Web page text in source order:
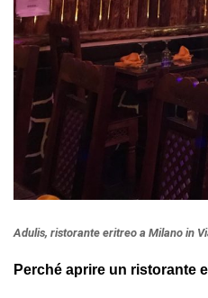
Adulis, ristorante eritreo a Milano in
Perché aprire un ristorante